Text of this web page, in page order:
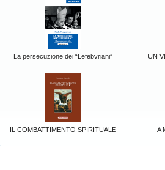
La persecuzione dei “Lefebvriani” UN
IL COMBATTIMENTO SPIRITUALE A